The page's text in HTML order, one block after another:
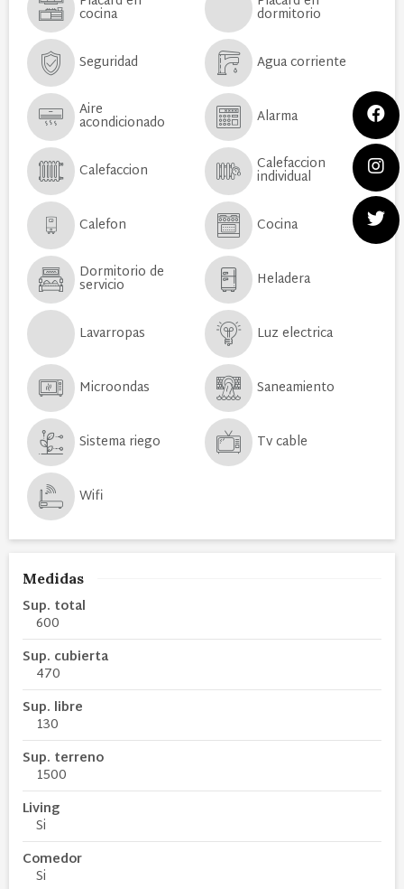
cocina dormitorio
Seguridad Agua corriente
Aire
acondicionado Alarma
Calefaccion Calefaccion
individual
Calefon Cocina
Dormitorio de
servicio Heladera
Lavarropas Luz electrica
Microondas Saneamiento
Sistema riego Tv cable
Wifi
Medidas
Sup. total
600
Sup. cubierta
470
Sup. libre
130
Sup. terreno
1500
Living
Si
Comedor
Si